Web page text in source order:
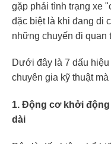
gặp phải tình trạng xe
đặc biệt là khi đang di
những chuyến đi quan
Dưới đây là 7 dấu
chuyên gia kỹ thuật
1. Động cơ khởi
dài